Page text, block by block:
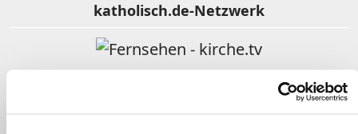
katholisch.de-Netzwerk
Fernsehen - kirche.tv